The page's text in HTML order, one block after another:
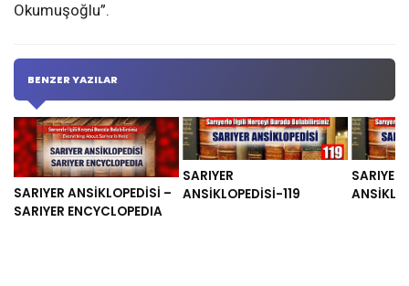
Okumuşoğlu”.
BENZER YAZILAR
SARIYER ANSİKLOPEDİSİ –
SARIYER ENCYCLOPEDIA
SARIYER
ANSİKLOPEDİSİ-119
SARIYER